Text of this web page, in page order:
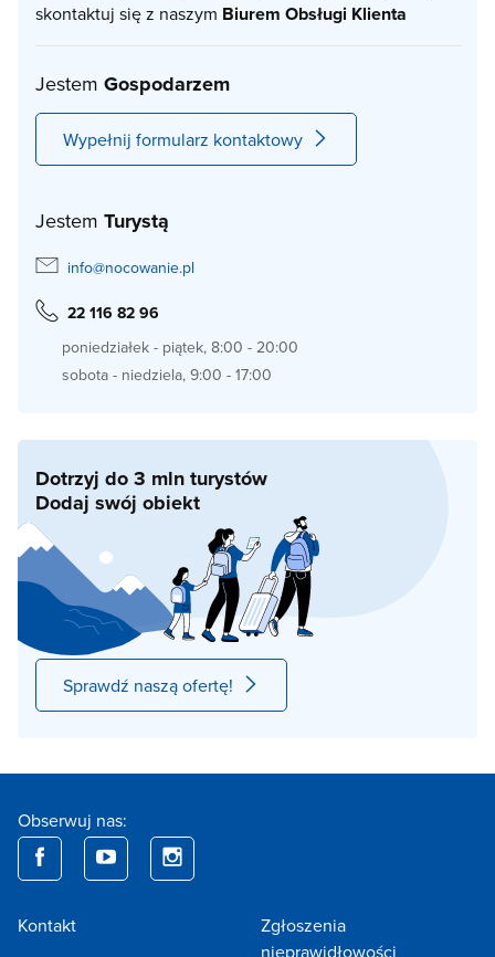
skontaktuj się z naszym Biurem Obsługi Klienta
Jestem Gospodarzem
Wypełnij formularz kontaktowy
Jestem Turystą
info@nocowanie.pl
22 116 82 96
poniedziałek - piątek, 8:00 - 20:00
sobota - niedziela, 9:00 - 17:00
Dotrzyj do 3 mln turystów
Dodaj swój obiekt
Sprawdź naszą ofertę!
Obserwuj nas:
Kontakt
Zgłoszenia
nieprawidłowości